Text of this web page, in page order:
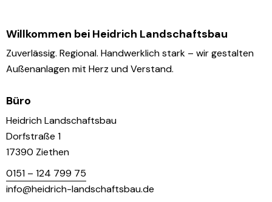
Willkommen bei Heidrich Landschaftsbau
Zuverlässig. Regional. Handwerklich stark – wir gestalten
Außenanlagen mit Herz und Verstand.
Büro
Heidrich Landschaftsbau
Dorfstraße 1
17390 Ziethen
0151 – 124 799 75
info@heidrich-landschaftsbau.de